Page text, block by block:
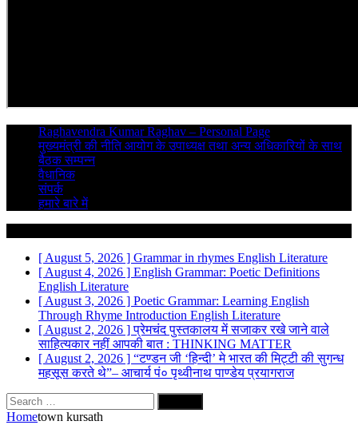
Raghavendra Kumar Raghav – Personal Page
मुख्यमंत्री की नीति आयोग के उपाध्यक्ष तथा अन्य अधिकारियों के साथ
बैठक सम्पन्न
वैधानिक
संपर्क
हमारे बारे में
[ August 5, 2026 ] Grammar in rhymes English Literature
[ August 4, 2026 ] English Grammar: Poetic Definitions
English Literature
[ August 3, 2026 ] Poetic Grammar: Learning English
Through Rhyme Introduction English Literature
[ August 2, 2026 ]प्रेमचंद पुस्तकालय में सजाकर रखे जाने वाले
साहित्यकार नहीं आपकी बात : THINKING MATTER
[ August 2, 2026 ] “टण्डन जी ‘हिन्दी’ मे भारत की मिट्टी की सुगन्ध
महसूस करते थे”– आचार्य पं० पृथ्वीनाथ पाण्डेयप्रयागराज
Search
for:
Hometown kursath